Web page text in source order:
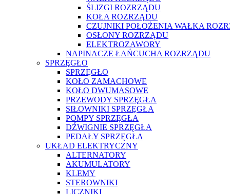
ŚLIZGI ROZRZĄDU
KOŁA ROZRZĄDU
CZUJNIKI POŁOŻENIA WAŁKA
OSŁONY ROZRZĄDU
ELEKTROZAWORY
NAPINACZE ŁAŃCUCHA ROZRZĄDU
SPRZĘGŁO
SPRZĘGŁO
KOŁO ZAMACHOWE
KOŁO DWUMASOWE
PRZEWODY SPRZĘGŁA
SIŁOWNIKI SPRZĘGŁA
POMPY SPRZĘGŁA
DŹWIGNIE SPRZĘGŁA
PEDAŁY SPRZĘGŁA
UKŁAD ELEKTRYCZNY
ALTERNATORY
AKUMULATORY
KLEMY
STEROWNIKI
LICZNIKI